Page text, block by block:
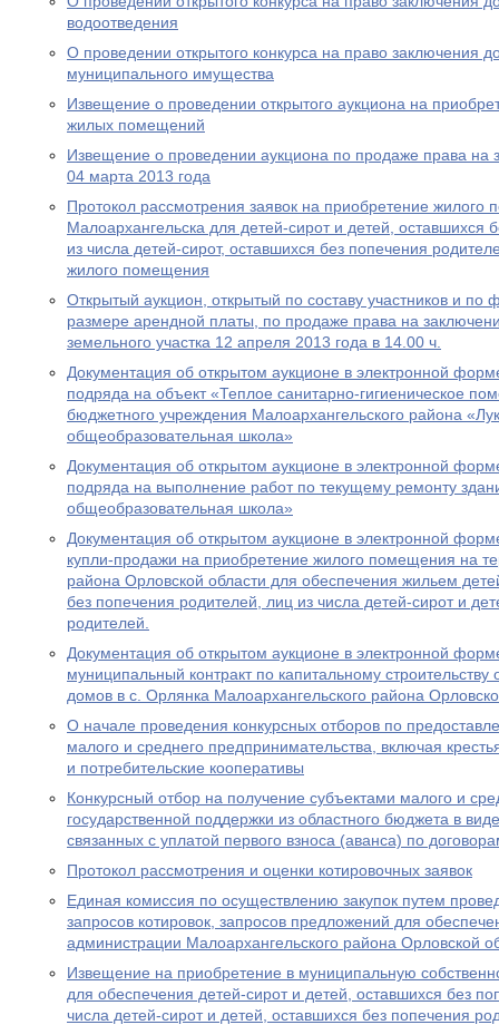
водоотведения
О проведении открытого конкурса на право заключения
муниципального имущества
Извещение о проведении открытого аукциона на
жилых помещений
Извещение о проведении аукциона по продаже права на
04 марта 2013 года
Протокол рассмотрения заявок на приобретение жилого
Малоархангельска для детей-сирот и детей, оставшихся
из числа детей-сирот, оставшихся без попечения
жилого помещения
Открытый аукцион, открытый по составу участников и
размере арендной платы, по продаже права на
земельного участка 12 апреля 2013 года в 14.00 ч.
Документация об открытом аукционе в электронной
подряда на объект «Теплое санитарно-гигиеническое
бюджетного учреждения Малоархангельского района
общеобразовательная школа»
Документация об открытом аукционе в электронной
подряда на выполнение работ по текущему ремонту
общеобразовательная школа»
Документация об открытом аукционе в электронной
купли-продажи на приобретение жилого помещения на
района Орловской области для обеспечения жильем
без попечения родителей, лиц из числа детей-сирот и
родителей.
Документация об открытом аукционе в электронной
муниципальный контракт по капитальному
домов в с. Орлянка Малоархангельского района
О начале проведения конкурсных отборов по
малого и среднего предпринимательства, включая
и потребительские кооперативы
Конкурсный отбор на получение субъектами малого и
государственной поддержки из областного бюджета в
связанных с уплатой первого взноса (аванса) по
Протокол рассмотрения и оценки котировочных заявок
Единая комиссия по осуществлению закупок путем
запросов котировок, запросов предложений для
администрации Малоархангельского района Орловской
Извещение на приобретение в муниципальную
для обеспечения детей-сирот и детей, оставшихся без
числа детей-сирот и детей, оставшихся без попечения